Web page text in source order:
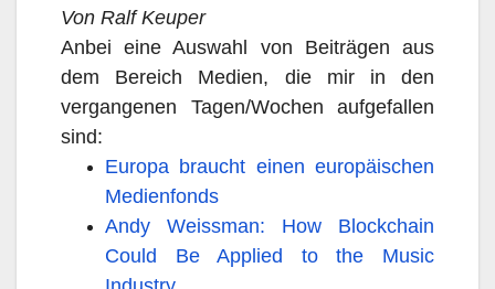
Von Ralf Keuper
Anbei eine Auswahl von Beiträgen aus
dem Bereich Medien, die mir in den
vergangenen Tagen/Wochen aufgefallen
sind:
Europa braucht einen europäischen
Medienfonds
Andy Weissman: How Blockchain
Could Be Applied to the Music